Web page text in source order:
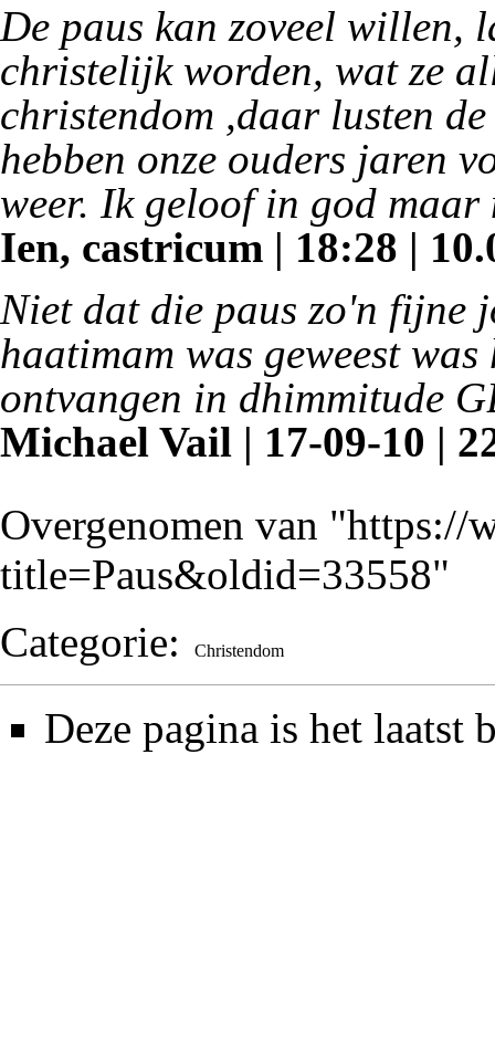
De paus kan zoveel willen,
christelijk worden, wat ze
christendom ,daar lusten
hebben onze ouders jaren
weer. Ik geloof in god
Ien, castricum | 18:28 |
Niet dat die paus zo'n fijne
haatimam was geweest
ontvangen in dhimmitude
Michael Vail | 17-09-10 |
Overgenomen van "https://
title=Paus&oldid=33558"
Categorie: Christendom
Deze pagina is het laatst